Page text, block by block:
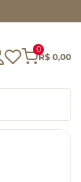
0
R$ 0,00